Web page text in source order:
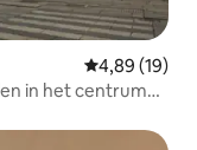
Gemiddelde
4,89 (19)
in het centrum